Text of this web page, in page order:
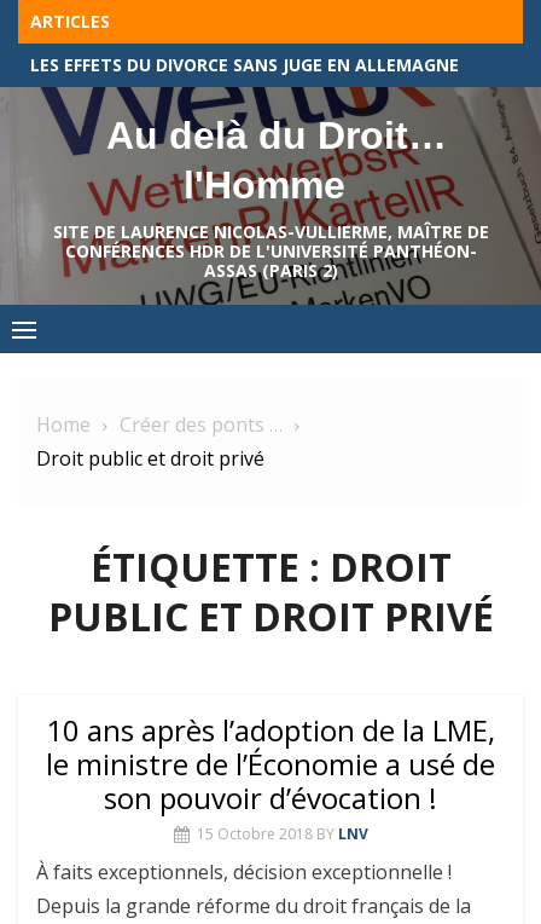
Skip
content
ARTICLES
LES EFFETS DU DIVORCE SANS JUGE EN ALLEMAGNE
Au delà du Droit…
l'Homme
SITE DE LAURENCE NICOLAS-VULLIERME, MAÎTRE DE
CONFÉRENCES HDR DE L'UNIVERSITÉ PANTHÉON-
ASSAS (PARIS 2)
Home
Créer des ponts …
Droit public et droit privé
ÉTIQUETTE : DROIT
PUBLIC ET DROIT PRIVÉ
10 ans après l’adoption de la LME,
le ministre de l’Économie a usé de
son pouvoir d’évocation !
15 Octobre 2018 BY LNV
À faits exceptionnels, décision exceptionnelle !
Depuis la grande réforme du droit français de la